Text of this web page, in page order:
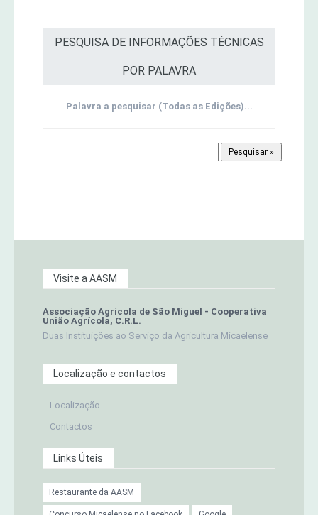
PESQUISA DE INFORMAÇÕES TÉCNICAS
POR PALAVRA
Palavra a pesquisar (Todas as Edições)...
Visite a AASM
Associação Agrícola de São Miguel - Cooperativa
União Agrícola, C.R.L.
Duas Instituições ao Serviço da Agricultura Micaelense
Localização e contactos
Localização
Contactos
Links Úteis
Restaurante da AASM